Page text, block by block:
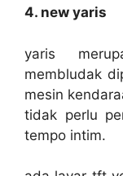
4. new yaris
yaris
membludak
mesin
tidak perlu
tempo intim.